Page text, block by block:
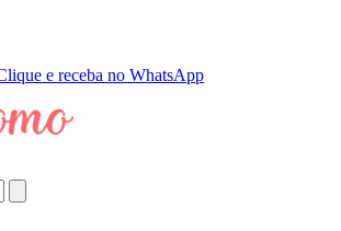
e receba no WhatsApp